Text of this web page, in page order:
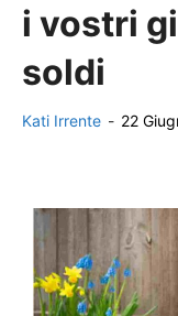
i vostri
soldi
Kati Irrente - 22